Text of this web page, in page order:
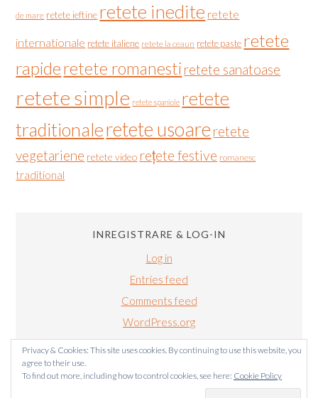
de mare retete ieftine retete inedite retete
internationale retete italiene retete la ceaun retete paste retete
rapideretete romanesti retete sanatoase
retete simple retete spaniole retete
traditionaleretete usoare retete
vegetariene retete video rețete festive romanesc
traditional
INREGISTRARE & LOG-IN
Log in
Entries feed
Comments feed
WordPress.org
Privacy & Cookies: This site uses cookies. By continuing to use this website, you
agree to their use.
To find out more, including how to control cookies, see here: Cookie Policy